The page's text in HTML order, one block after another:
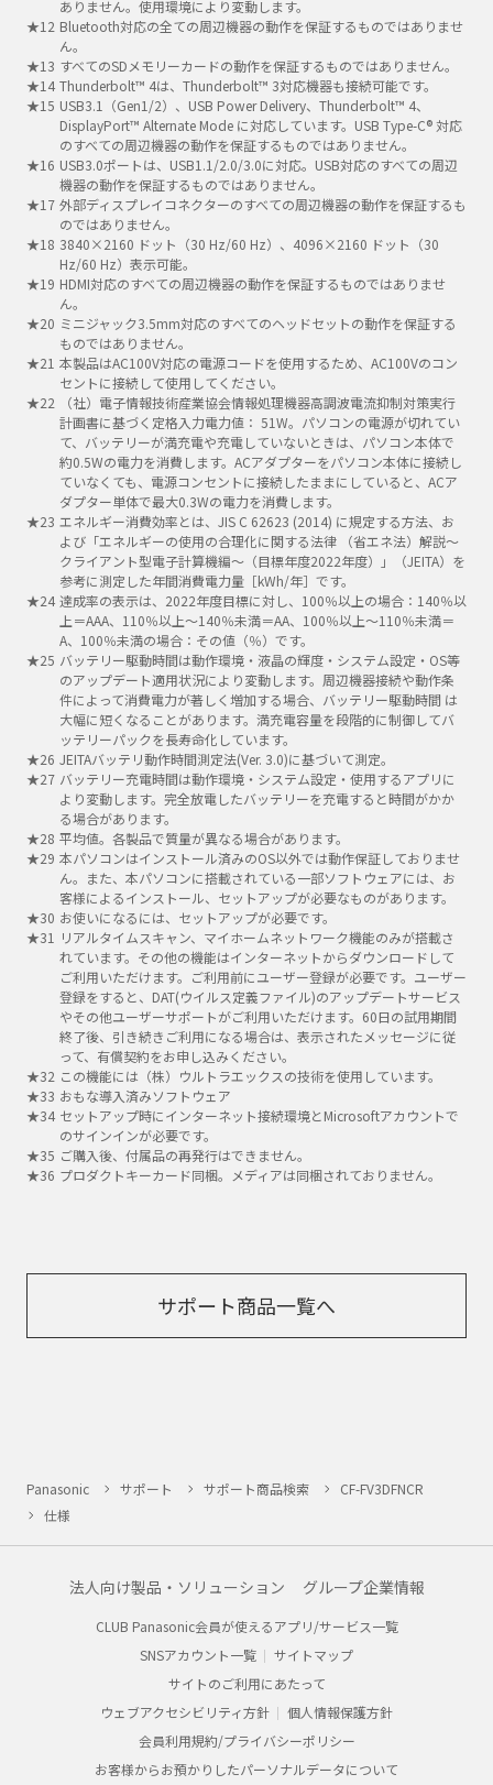
ありません。使用環境により変動します。
Bluetooth対応の全ての周辺機器の動作を保証するものではありませ
ん。
すべてのSDメモリーカードの動作を保証するものではありません。
Thunderbolt™ 4は、Thunderbolt™ 3対応機器も接続可能です。
USB3.1（Gen1/2）、USB Power Delivery、Thunderbolt™ 4、
DisplayPort™ Alternate Mode に対応しています。USB Type-C® 対応
のすべての周辺機器の動作を保証するものではありません。
USB3.0ポートは、USB1.1/2.0/3.0に対応。USB対応のすべての周辺
機器の動作を保証するものではありません。
外部ディスプレイコネクターのすべての周辺機器の動作を保証するも
のではありません。
3840×2160 ドット（30 Hz/60 Hz）、4096×2160 ドット（30
Hz/60 Hz）表示可能。
HDMI対応のすべての周辺機器の動作を保証するものではありませ
ん。
ミニジャック3.5mm対応のすべてのヘッドセットの動作を保証する
ものではありません。
本製品はAC100V対応の電源コードを使用するため、AC100Vのコン
セントに接続して使用してください。
（社）電子情報技術産業協会情報処理機器高調波電流抑制対策実行
計画書に基づく定格入力電力値： 51W。パソコンの電源が切れてい
て、バッテリーが満充電や充電していないときは、パソコン本体で
約0.5Wの電力を消費します。ACアダプターをパソコン本体に接続し
ていなくても、電源コンセントに接続したままにしていると、ACア
ダプター単体で最大0.3Wの電力を消費します。
エネルギー消費効率とは、JIS C 62623 (2014) に規定する方法、お
よび「エネルギーの使用の合理化に関する法律 （省エネ法）解説～
クライアント型電子計算機編～（目標年度2022年度）」（JEITA）を
参考に測定した年間消費電力量［kWh/年］です。
達成率の表示は、2022年度目標に対し、100％以上の場合：140％以
上＝AAA、110％以上～140％未満＝AA、100％以上～110％未満＝
A、100％未満の場合：その値（％）です。
バッテリー駆動時間は動作環境・液晶の輝度・システム設定・OS等
のアップデート適用状況により変動します。周辺機器接続や動作条
件によって消費電力が著しく増加する場合、バッテリー駆動時間 は
大幅に短くなることがあります。満充電容量を段階的に制御してバ
ッテリーパックを長寿命化しています。
JEITAバッテリ動作時間測定法(Ver. 3.0)に基づいて測定。
バッテリー充電時間は動作環境・システム設定・使用するアプリに
より変動します。完全放電したバッテリーを充電すると時間がかか
る場合があります。
平均値。各製品で質量が異なる場合があります。
本パソコンはインストール済みのOS以外では動作保証しておりませ
ん。また、本パソコンに搭載されている一部ソフトウェアには、お
客様によるインストール、セットアップが必要なものがあります。
お使いになるには、セットアップが必要です。
リアルタイムスキャン、マイホームネットワーク機能のみが搭載さ
れています。その他の機能はインターネットからダウンロードして
ご利用いただけます。ご利用前にユーザー登録が必要です。ユーザー
登録をすると、DAT(ウイルス定義ファイル)のアップデートサービス
やその他ユーザーサポートがご利用いただけます。60日の試用期間
終了後、引き続きご利用になる場合は、表示されたメッセージに従
って、有償契約をお申し込みください。
この機能には（株）ウルトラエックスの技術を使用しています。
おもな導入済みソフトウェア
セットアップ時にインターネット接続環境とMicrosoftアカウントで
のサインインが必要です。
ご購入後、付属品の再発行はできません。
プロダクトキーカード同梱。メディアは同梱されておりません。
サポート商品一覧へ
Panasonic サポート サポート商品検索
CF-FV3DFNCR
仕様
法人向け製品・ソリューション グループ企業情報
CLUB Panasonic会員が使えるアプリ/サービス一覧
SNSアカウント一覧
サイトマップ
サイトのご利用にあたって
ウェブアクセシビリティ方針
個人情報保護方針
会員利用規約/プライバシーポリシー
お客様からお預かりしたパーソナルデータについて